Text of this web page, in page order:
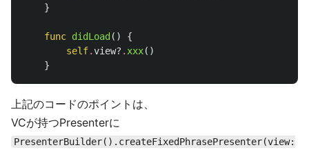
}
func didLoad ()
{
self.view? .xxx()
}
上記のコードのポイントは、
VCが持つPresenterに
PresenterBuilder().createFixedPhrasePresenter(view: